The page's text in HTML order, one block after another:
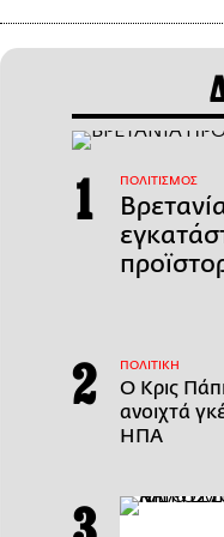
ΠΟΛΙΤΙΣΜΟΣ
ΠΟΛΙΤΙΚΗ
Ο Κρις
ανοιχτά
ΗΠΑ